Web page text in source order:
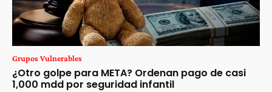
Grupos Vulnerables
¿Otro golpe para META? Ordenan pago de casi
1,000 mdd por seguridad infantil